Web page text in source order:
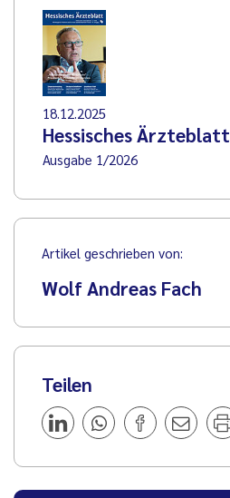
18.12.2025
Hessisches Ärzteblatt
Ausgabe 1/2026
Artikel geschrieben von:
Wolf Andreas Fach
Teilen